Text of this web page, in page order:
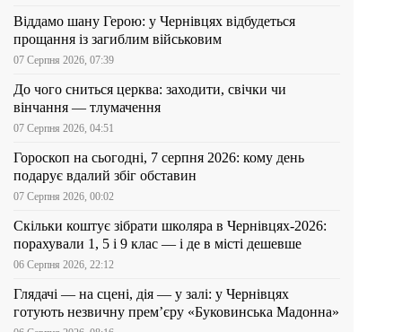
Віддамо шану Герою: у Чернівцях відбудеться
прощання із загиблим військовим
07 Серпня 2026, 07:39
До чого сниться церква: заходити, свічки чи
вінчання — тлумачення
07 Серпня 2026, 04:51
Гороскоп на сьогодні, 7 серпня 2026: кому день
подарує вдалий збіг обставин
07 Серпня 2026, 00:02
Скільки коштує зібрати школяра в Чернівцях-2026:
порахували 1, 5 і 9 клас — і де в місті дешевше
06 Серпня 2026, 22:12
Глядачі — на сцені, дія — у залі: у Чернівцях
готують незвичну прем’єру «Буковинська Мадонна»